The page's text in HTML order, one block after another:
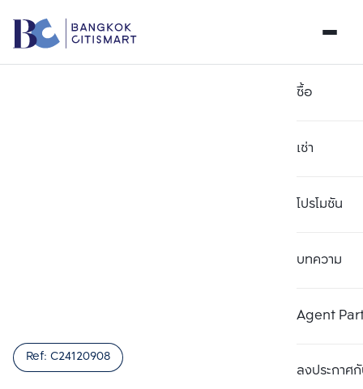
ซื้อ
เช่า
โปรโมชัน
บทความ
Agent
ลงประกาศกั
Ref: C24120908 เปรียบเทียบ